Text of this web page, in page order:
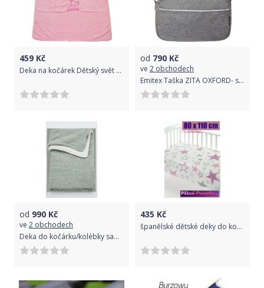
459 Kč
Deka na kočárek Dětský svět Lamová se jménem dítěte
od 790 Kč
ve 2 obchodech
Emitex Taška ZITA OXFORD- stř. šedá
od 990 Kč
ve 2 obchodech
Deka do kočárku/kolébky samet 75x100 cm Meyco Relief Mixed Stone Green 2021
435 Kč
španělské dětské deky do kočárku